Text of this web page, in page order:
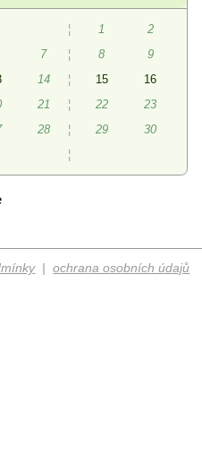
¦ 1
2
7 ¦ 8
9
14 ¦ 15
16
21 ¦ 22
23
28 ¦ 29
30
¦
|ochrana osobních údajů